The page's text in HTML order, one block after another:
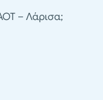
– Λάρισα;